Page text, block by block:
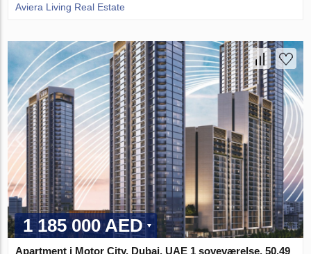
Aviera Living Real Estate
1 185 000 AED
Apartment i Motor City, Dubai, UAE 1 soveværelse, 50.49